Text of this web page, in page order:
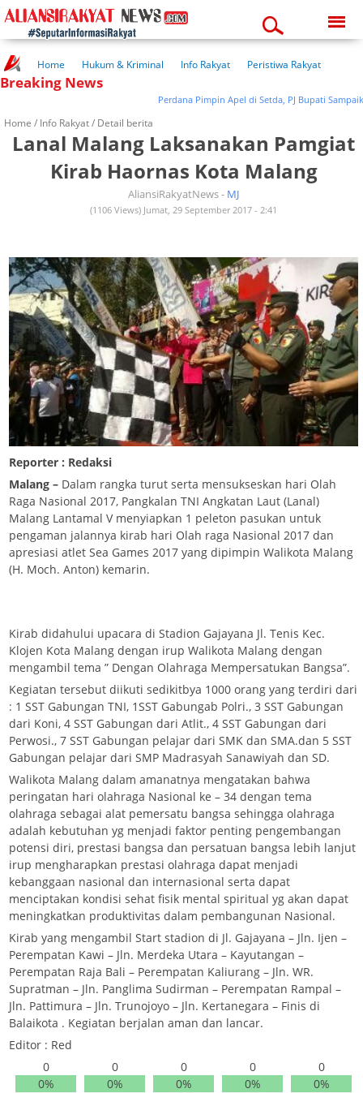
11:49:19 am
Home Hukum & Kriminal Info Rakyat
Peristiwa Rakyat
Kuliner Rakyat
Wisata Rakyat
Breaking News
Perdana Pimpin Apel di Setda, PJ Bupati Sampaikan
Home / Info Rakyat/ Detail berita
Lanal Malang Laksanakan Pamgiat
Kirab Haornas Kota Malang
AliansiRakyatNews - MJ
(1106 Views) Jumat, 29 September 2017 - 2:41
Reporter : Redaksi
Malang – Dalam rangka turut serta mensukseskan hari Olah
Raga Nasional 2017, Pangkalan TNI Angkatan Laut (Lanal)
Malang Lantamal V menyiapkan 1 peleton pasukan untuk
pengaman jalannya kirab hari Olah raga Nasional 2017 dan
apresiasi atlet Sea Games 2017 yang dipimpin Walikota Malang
(H. Moch. Anton) kemarin.
Kirab didahului upacara di Stadion Gajayana Jl. Tenis Kec.
Klojen Kota Malang dengan irup Walikota Malang dengan
mengambil tema ” Dengan Olahraga Mempersatukan Bangsa”.
Kegiatan tersebut diikuti sedikitbya 1000 orang yang terdiri dari
: 1 SST Gabungan TNI, 1SST Gabungab Polri., 3 SST Gabungan
dari Koni, 4 SST Gabungan dari Atlit., 4 SST Gabungan dari
Perwosi., 7 SST Gabungan pelajar dari SMK dan SMA.dan 5 SST
Gabungan pelajar dari SMP Madrasyah Sanawiyah dan SD.
Walikota Malang dalam amanatnya mengatakan bahwa
peringatan hari olahraga Nasional ke – 34 dengan tema
olahraga sebagai alat pemersatu bangsa sehingga olahraga
adalah kebutuhan yg menjadi faktor penting pengembangan
potensi diri, prestasi bangsa dan persatuan bangsa lebih lanjut
irup mengharapkan prestasi olahraga dapat menjadi
kebanggaan nasional dan internasional serta dapat
menciptakan kondisi sehat fisik mental spiritual yg akan dapat
meningkatkan produktivitas dalam pembangunan Nasional.
Kirab yang mengambil Start stadion di Jl. Gajayana – Jln. Ijen –
Perempatan Kawi – Jln. Merdeka Utara – Kayutangan –
Perempatan Raja Bali – Perempatan Kaliurang – Jln. WR.
Supratman – Jln. Panglima Sudirman – Perempatan Rampal –
Jln. Pattimura – Jln. Trunojoyo – Jln. Kertanegara – Finis di
Balaikota . Kegiatan berjalan aman dan lancar.
Editor : Red
0
0%
0
0%
0
0%
0
0%
0
0%